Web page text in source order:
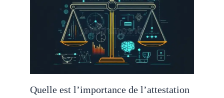
Quelle est l’importance de l’attestation